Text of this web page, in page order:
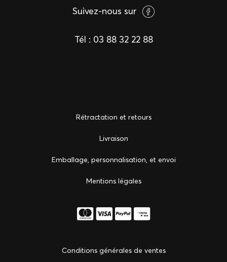
Suivez-nous sur
Tél : 03 88 32 22 88
Rétractation et retours
Livraison
Emballage, personnalisation, et envoi
Mentions légales
Conditions générales de ventes